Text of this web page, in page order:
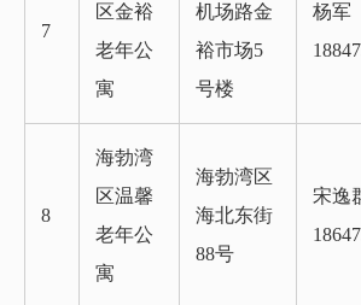
7
区金裕
老年公
寓
机场路金
裕市场5
号楼
杨军
8
海勃湾
区温馨
老年公
寓
海勃湾区
海北东街
88号
宋逸